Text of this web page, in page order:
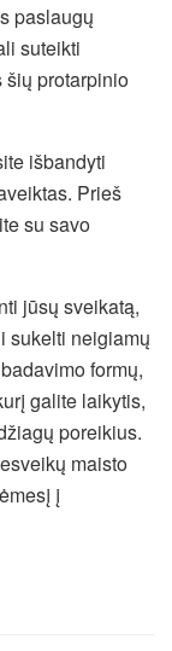
paslaugų
suteikti
šių protarpinio
išbandyti
Prieš
su savo
jūsų sveikatą,
sukelti neigiamų
formų,
galite laikytis,
poreikius.
maisto
į